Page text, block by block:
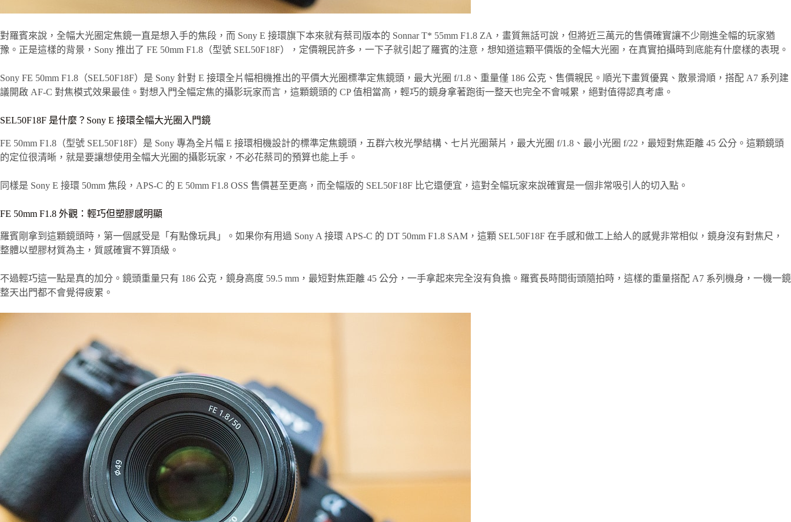
對羅賓來說，全幅大光圈定焦鏡一直是想入手的焦段，而 Sony E 接環旗下本來就有蔡司版本的 Sonnar T* 55mm F1.8 ZA，畫質無話可說，但將近三萬元的售價確實讓不少剛進全幅的玩家猶
豫。正是這樣的背景，Sony 推出了 FE 50mm F1.8（型號 SEL50F18F），定價親民許多，一下子就引起了羅賓的注意，想知道這顆平價版的全幅大光圈，在真實拍攝時到底能有什麼樣的表現。
Sony FE 50mm F1.8（SEL50F18F）是 Sony 針對 E 接環全片幅相機推出的平價大光圈標準定焦鏡頭，最大光圈 f/1.8、重量僅 186 公克、售價親民。順光下畫質優異、散景滑順，搭配 A7 系列建
議開啟 AF-C 對焦模式效果最佳。對想入門全幅定焦的攝影玩家而言，這顆鏡頭的 CP 值相當高，輕巧的鏡身拿著跑街一整天也完全不會喊累，絕對值得認真考慮。
SEL50F18F 是什麼？Sony E 接環全幅大光圈入門鏡
FE 50mm F1.8（型號 SEL50F18F）是 Sony 專為全片幅 E 接環相機設計的標準定焦鏡頭，五群六枚光學結構、七片光圈葉片，最大光圈 f/1.8、最小光圈 f/22，最短對焦距離 45 公分。這顆鏡頭
的定位很清晰，就是要讓想使用全幅大光圈的攝影玩家，不必花蔡司的預算也能上手。
同樣是 Sony E 接環 50mm 焦段，APS-C 的 E 50mm F1.8 OSS 售價甚至更高，而全幅版的 SEL50F18F 比它還便宜，這對全幅玩家來說確實是一個非常吸引人的切入點。
FE 50mm F1.8 外觀：輕巧但塑膠感明顯
羅賓剛拿到這顆鏡頭時，第一個感受是「有點像玩具」。如果你有用過 Sony A 接環 APS-C 的 DT 50mm F1.8 SAM，這顆 SEL50F18F 在手感和做工上給人的感覺非常相似，鏡身沒有對焦尺，
整體以塑膠材質為主，質感確實不算頂級。
不過輕巧這一點是真的加分。鏡頭重量只有 186 公克，鏡身高度 59.5 mm，最短對焦距離 45 公分，一手拿起來完全沒有負擔。羅賓長時間街頭隨拍時，這樣的重量搭配 A7 系列機身，一機一鏡
整天出門都不會覺得疲累。